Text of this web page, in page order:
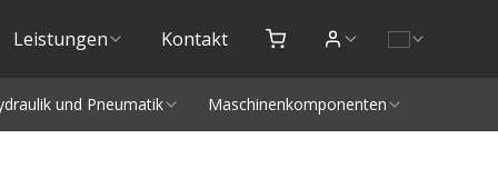
Leistungen Kontakt
und Pneumatik Maschinenkomponenten